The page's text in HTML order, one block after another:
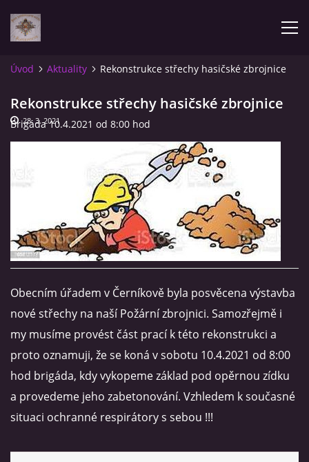
ÚVOD
POZVÁNKY NA SOUTĚŽE
NAŠE VÝSLEDKY
ZPRÁVY
FOTOALBUM
VIDEA
ZPRÁVY Z OSH KLATOVY
HISTORIE
Úvod Aktuality Rekonstrukce střechy hasičské zbrojnice
Rekonstrukce střechy hasičské zbrojnice
Brigáda 10.4.2021 od 8:00 hod
28. 3. 2021
Obecním úřadem v Černíkově byla posvěcena výstavba
nové střechy na naší Požární zbrojnici. Samozřejmě i
my musíme provést část prací k této rekonstrukci a
proto oznamuji, že se koná v sobotu 10.4.2021 od 8:00
hod brigáda, kdy vykopeme základ pod opěrnou zídku
a provedeme jeho zabetonování. Vzhledem k současné
situaci ochranné respirátory s sebou !!!